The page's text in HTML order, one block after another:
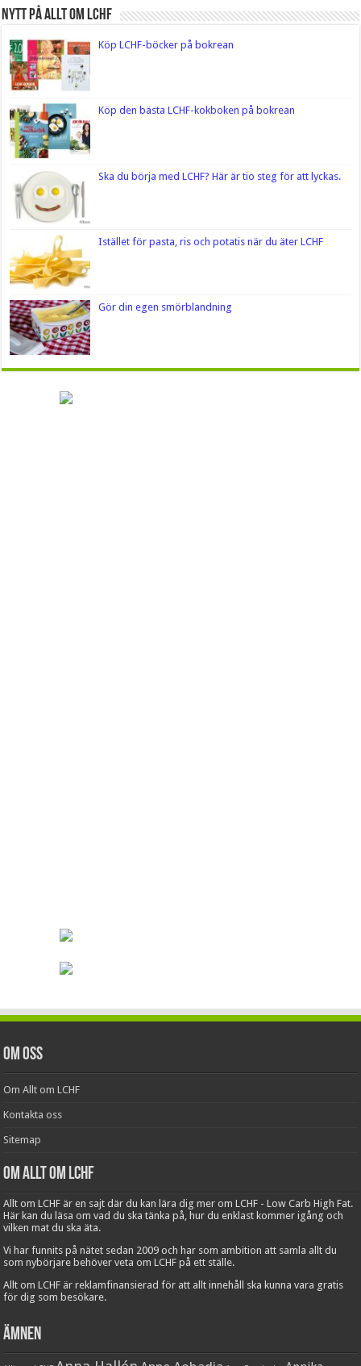
Nytt på Allt om LCHF
Köp LCHF-böcker på bokrean
Köp den bästa LCHF-kokboken på bokrean
Ska du börja med LCHF? Här är tio steg för att lyckas.
Istället för pasta, ris och potatis när du äter LCHF
Gör din egen smörblandning
Om oss
Om Allt om LCHF
Kontakta oss
Sitemap
Om Allt om LCHF
Allt om LCHF är en sajt där du kan lära dig mer om LCHF - Low Carb High Fat.
Här kan du läsa om vad du ska tänka på, hur du enklast kommer igång och
vilken mat du ska äta.
Vi har funnits på nätet sedan 2009 och har som ambition att samla allt du
som nybörjare behöver veta om LCHF på ett ställe.
Allt om LCHF är reklamfinansierad för att allt innehåll ska kunna vara gratis
för dig som besökare.
Ämnen